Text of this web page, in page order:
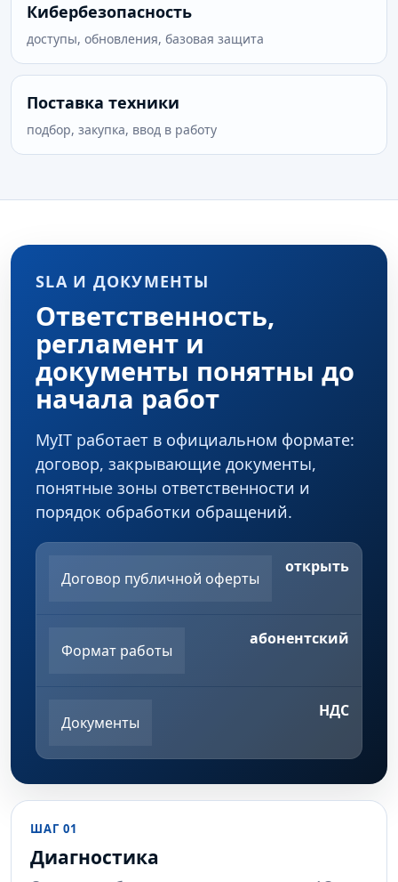
Кибербезопасность
доступы, обновления, базовая защита
Поставка техники
подбор, закупка, ввод в работу
SLA И ДОКУМЕНТЫ
Ответственность,
регламент и
документы понятны до
начала работ
MyIT работает в официальном формате:
договор, закрывающие документы,
понятные зоны ответственности и
порядок обработки обращений.
Договор публичной оферты
открыть
Формат работы
абонентский
Документы
НДС
ШАГ 01
Диагностика